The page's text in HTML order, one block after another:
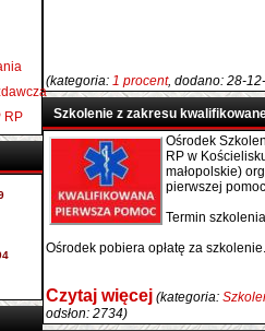
RP
(kategoria: 1 procent, dodano: 28-
Szkolenie z zakresu
Ośrodek
RP w
małopolskie)
pierwszej
Termin
Ośrodek pobiera opłatę za
Czytaj więcej (kategoria:
odsłon: 2734)